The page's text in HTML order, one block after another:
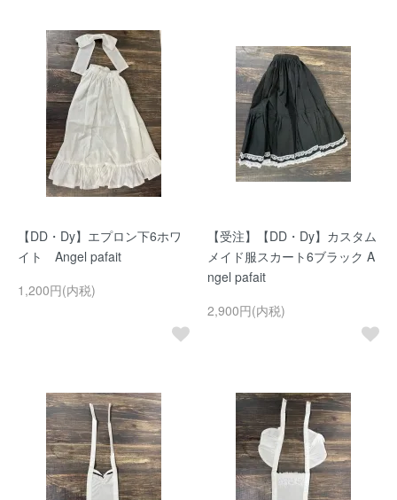
【DD・Dy】エプロン下6ホワ
イト Angel pafait
1,200円(内税)
【受注】【DD・Dy】カスタム
メイド服スカート6ブラック A
ngel pafait
2,900円(内税)